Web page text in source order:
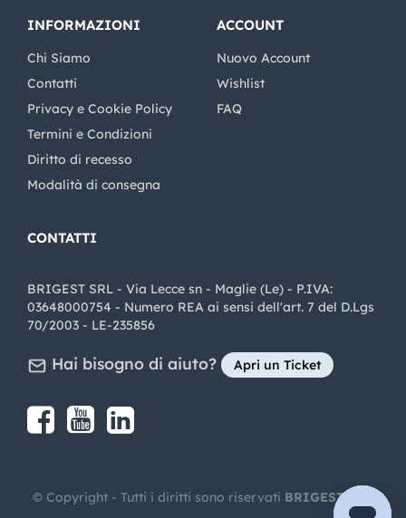
INFORMAZIONI
Chi Siamo
Contatti
Privacy e Cookie Policy
Termini e Condizioni
Diritto di recesso
Modalità di consegna
ACCOUNT
Nuovo Account
Wishlist
FAQ
CONTATTI
BRIGEST SRL - Via Lecce sn - Maglie (Le) - P.IVA:
03648000754 - Numero REA ai sensi dell'art. 7 del D.Lgs
70/2003 - LE-235856
Hai bisogno di aiuto? Apri un Ticket
Share on Facebook
Share on youtube
© Copyright - Tutti i diritti sono riservati BRIGEST SRL